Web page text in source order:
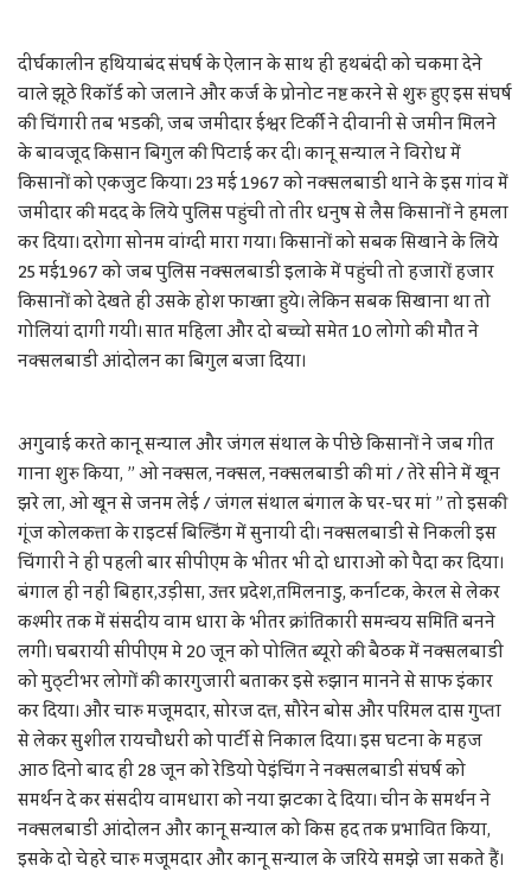
दीर्घकालीन हथियाबंद संघर्ष के ऐलान के साथ ही हथबंदी को चकमा देने
वाले झूठे रिकॉर्ड को जलाने और कर्ज के प्रोनोट नष्ट करने से शुरु हुए इस संघर्ष
की चिंगारी तब भडकी, जब जमींदार ईश्वर टिर्की ने दीवानी से जमीन मिलने
के बावजूद किसान बिगुल की पिटाई कर दी। कानू सन्याल ने विरोध में
किसानों को एकजुट किया। 23 मई 1967 को नक्सलबाडी थाने के इस गांव में
जमींदार की मदद के लिये पुलिस पहुंची तो तीर धनुष से लैस किसानों ने हमला
कर दिया। दरोगा सोनम वांग्दी मारा गया। किसानों को सबक सिखाने के लिये
25 मई1967 को जब पुलिस नक्सलबाडी इलाके में पहुंची तो हजारों हजार
किसानों को देखते ही उसके होश फाख्ता हुये। लेकिन सबक सिखाना था तो
गोलियां दागी गयीं। सात महिला और दो बच्चो समेत 10 लोगो की मौत ने
नक्सलबाडी आंदोलन का बिगुल बजा दिया।
अगुवाई करते कानू सन्याल और जंगल संथाल के पीछे किसानों ने जब गीत
गाना शुरु किया, ” ओ नक्सल, नक्सल, नक्सलबाडी की मां / तेरे सीने में खून
झरे ला, ओ खून से जनम लेई / जंगल संथाल बंगाल के घर-घर मां ” तो इसकी
गूंज कोलकत्ता के राइटर्स बिल्डिंग में सुनायी दी। नक्सलबाडी से निकली इस
चिंगारी ने ही पहली बार सीपीएम के भीतर भी दो धाराओं को पैदा कर दिया।
बंगाल ही नहीं बिहार,उड़ीसा, उत्तर प्रदेश,तमिलनाडु, कर्नाटक, केरल से लेकर
कश्मीर तक में संसदीय वाम धारा के भीतर क्रांतिकारी समन्वय समिति बनने
लगीं। घबरायी सीपीएम मे 20 जून को पोलित ब्यूरो की बैठक में नक्सलबाडी
को मुठ्टीभर लोगों की कारगुजारी बताकर इसे रुझान मानने से साफ इंकार
कर दिया। और चारु मजूमदार, सोरज दत्त, सौरेन बोस और परिमल दास गुप्ता
से लेकर सुशील रायचौधरी को पार्टी से निकाल दिया। इस घटना के महज
आठ दिनो बाद ही 28 जून को रेडियो पेइंचिंग ने नक्सलबाडी संघर्ष को
समर्थन दे कर संसदीय वामधारा को नया झटका दे दिया। चीन के समर्थन ने
नक्सलबाडी आंदोलन और कानू सन्याल को किस हद तक प्रभावित किया,
इसके दो चेहरे चारु मजूमदार और कानू सन्याल के जरिये समझे जा सकते हैं।